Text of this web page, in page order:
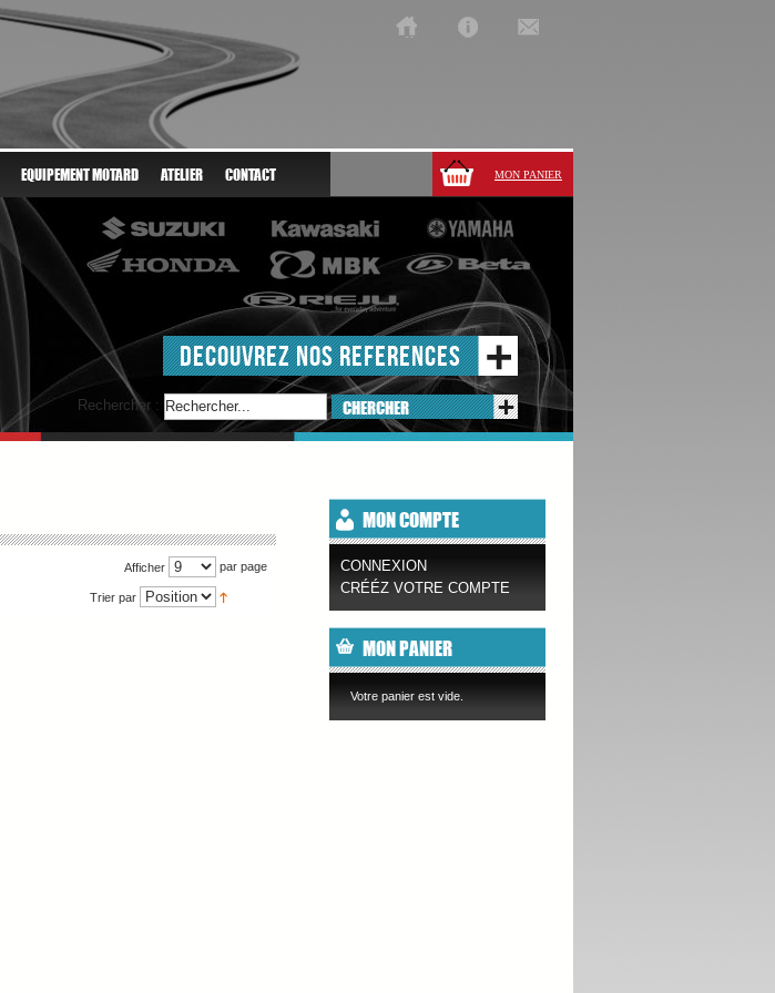
MON PANIER
EQUIPEMENT MOTARD ATELIER CONTACT
DECOUVREZ NOS REFERENCES
Rechercher : CHERCHER
Afficher par page
Trier par
MON COMPTE
CONNEXION
CRÉÉZ VOTRE COMPTE
MON PANIER
Votre panier est vide.